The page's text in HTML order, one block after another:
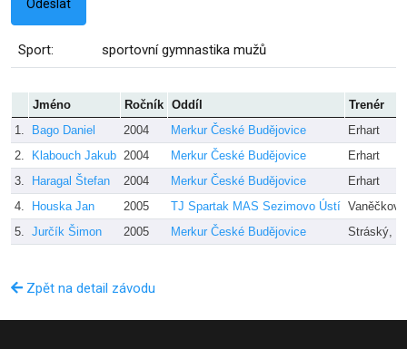
Sport: sportovní gymnastika mužů
Jméno Ročník Oddíl
Trenér
1.
Bago Daniel 2004 Merkur České Budějovice
Erhart
2.
Klabouch Jakub 2004 Merkur České Budějovice
Erhart
3.
Haragal Štefan 2004 Merkur České Budějovice
Erhart
4.
Houska Jan 2005 TJ Spartak MAS Sezimovo Ústí
5. Jurčík Šimon 2005 Merkur České Budějovice Stráský,
Zpět na detail závodu